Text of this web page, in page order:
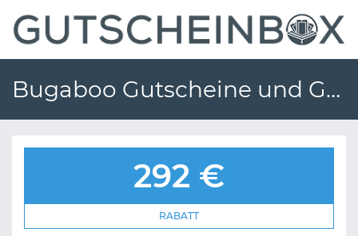
Bugaboo Gutscheine und Gutscheincodes
292 €
RABATT